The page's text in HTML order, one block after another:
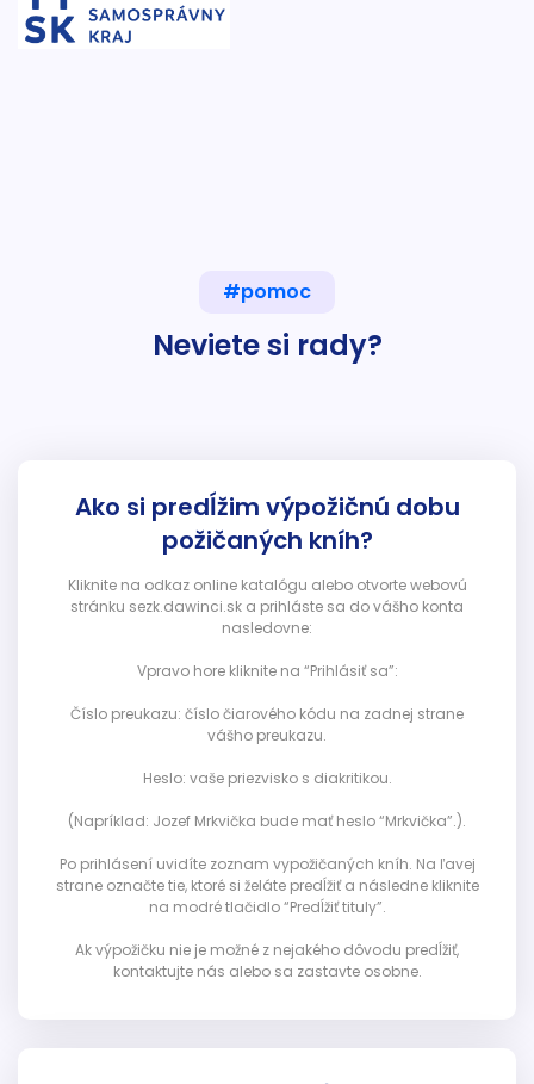
#pomoc
Neviete si rady?
Ako si predĺžim výpožičnú dobu
požičaných kníh?
Kliknite na odkaz online katalógu alebo otvorte webovú
stránku sezk.dawinci.sk a prihláste sa do vášho konta
nasledovne:
Vpravo hore kliknite na “Prihlásiť sa”:
Číslo preukazu: číslo čiarového kódu na zadnej strane
vášho preukazu.
Heslo: vaše priezvisko s diakritikou.
(Napríklad: Jozef Mrkvička bude mať heslo “Mrkvička”.).
Po prihlásení uvidíte zoznam vypožičaných kníh. Na ľavej
strane označte tie, ktoré si želáte predĺžiť a následne kliknite
na modré tlačidlo “Predĺžiť tituly”.
Ak výpožičku nie je možné z nejakého dôvodu predĺžiť,
kontaktujte nás alebo sa zastavte osobne.